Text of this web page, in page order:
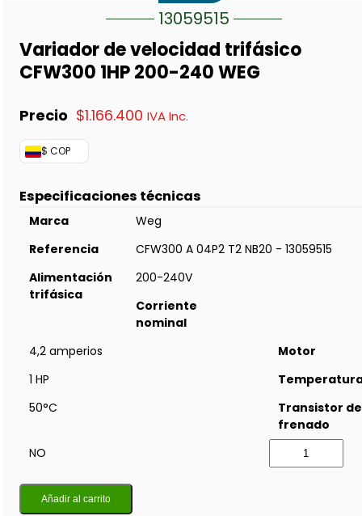
Variador de velocidad trifásico
CFW300 1HP 200-240 WEG
$1.166.400 IVA Inc.
$ COP
13059515
Especificaciones técnicas
Marca
Weg
Referencia
CFW300 A 04P2 T2 NB20 - 13059515
Alimentación
trifásica
200-240V
Corriente
nominal
4,2 amperios
Motor
1 HP
50°C
Transistor de
frenado
NO
Añadir al carrito